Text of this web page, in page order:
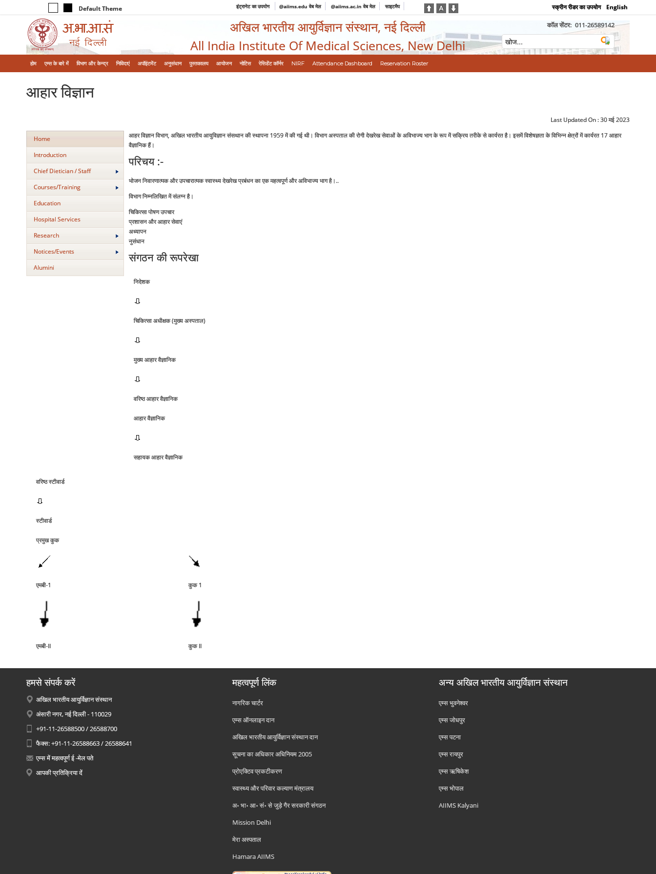
Default Theme इंट्रानेट का उपयोग @aiims.edu वेब मेल @aiims.ac.in वेब मेल साइटमैप स्क्रीन रीडर का उपयोग English
अखिल भारतीय आयुर्विज्ञान संस्थान, नई दिल्ली
All India Institute Of Medical Sciences, New Delhi
कॉल सेंटर: 011-26589142
होम एम्‍स के बारे में विभाग और केन्‍द्र निविदाएं अपॉइंटमेंट अनुसंधान पुस्तकालय आयोजन नोटिस रेसिडेंट कॉर्नर NIRF Attendance Dashboard Reservation Roster
आहार विज्ञान
Last Updated On :30 मई 2023
Home
Introduction
Chief Dietician / Staff
Courses/Training
Education
Hospital Services
Research
Notices/Events
Alumini
आहर विज्ञान विभाग, अखिल भारतीय आयुविज्ञान संसथान की स्‍थापना 1959 में की गई थी। विभाग अस्‍पताल की रोगी देखरेख सेवाओं के अविभाज्‍य भाग के रूप में सक्रिय तरीके से कार्यरत है। इसमें विशेषज्ञता के विभिन्‍न क्षेत्रों में कार्यरत 17 आहार
वैज्ञानिक हैं।
परिचय :-
भोजन निवारणात्‍मक और उपचारात्‍मक स्‍वास्‍थ्‍य देखरेख प्रबंधन का एक महत्‍वपूर्ण और अविभाज्‍य भाग है।..
विभाग निम्‍नलिखित में संलग्‍न है।
चिकित्‍सा पोषण उपचार
प्रशासन और आहार सेवाएं
अध्‍यापन
नुसंधान
संगठन की रूपरेखा
निदेशक
चिकित्‍सा अधीक्षक (मुख्‍य अस्‍पताल)
मुख्‍य आहार वैज्ञानिक
वरिष्‍ठ आहार वैज्ञानिक
आहार वैज्ञानिक
सहायक आहार वैज्ञानिक
वरिष्‍ठ स्‍टीवार्ड
स्‍टीवार्ड
प्रमुख कुक
एमबी-1 कुक 1
एमबी-II कुक II
हमसे संपर्क करें
अखिल भारतीय आयुर्विज्ञान संस्थान
अंसारी नगर, नई दिल्ली - 110029
+91-11-26588500 / 26588700
फैक्स: +91-11-26588663 / 26588641
एम्स में महत्वपूर्ण ई -मेल पते
आपकी प्रतिक्रिया दें
महत्वपूर्ण लिंक
नागरिक चार्टर
एम्स ऑनलाइन दान
अखिल भारतीय आयुर्विज्ञान संस्थान दान
सूचना का अधिकार अधिनियम 2005
प्रोएक्टिव प्रकटीकरण
स्वास्थ्य और परिवार कल्याण मंत्रालय
अ॰ भा॰ आ॰ सं॰ से जुड़े गैर सरकारी संगठन
Mission Delhi
मेरा अस्पताल
Hamara AIIMS
अन्य अखिल भारतीय आयुर्विज्ञान संस्थान
एम्‍स भुवनेश्वर
एम्‍स जोधपुर
एम्‍स पटना
एम्‍स रायपुर
एम्‍स ऋषिकेश
एम्‍स भोपाल
AIIMS Kalyani